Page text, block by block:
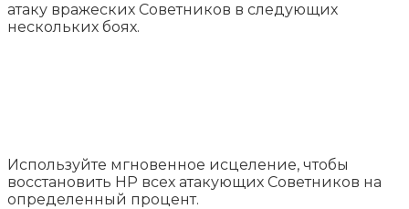
атаку вражеских Советников в следующих
нескольких боях.
Используйте мгновенное исцеление, чтобы
восстановить HP всех атакующих Советников на
определенный процент.